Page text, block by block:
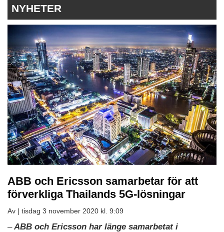
NYHETER
ABB och Ericsson samarbetar för att
förverkliga Thailands 5G-lösningar
Av | tisdag 3 november 2020 kl. 9:09
–ABB och Ericsson har länge samarbetat i